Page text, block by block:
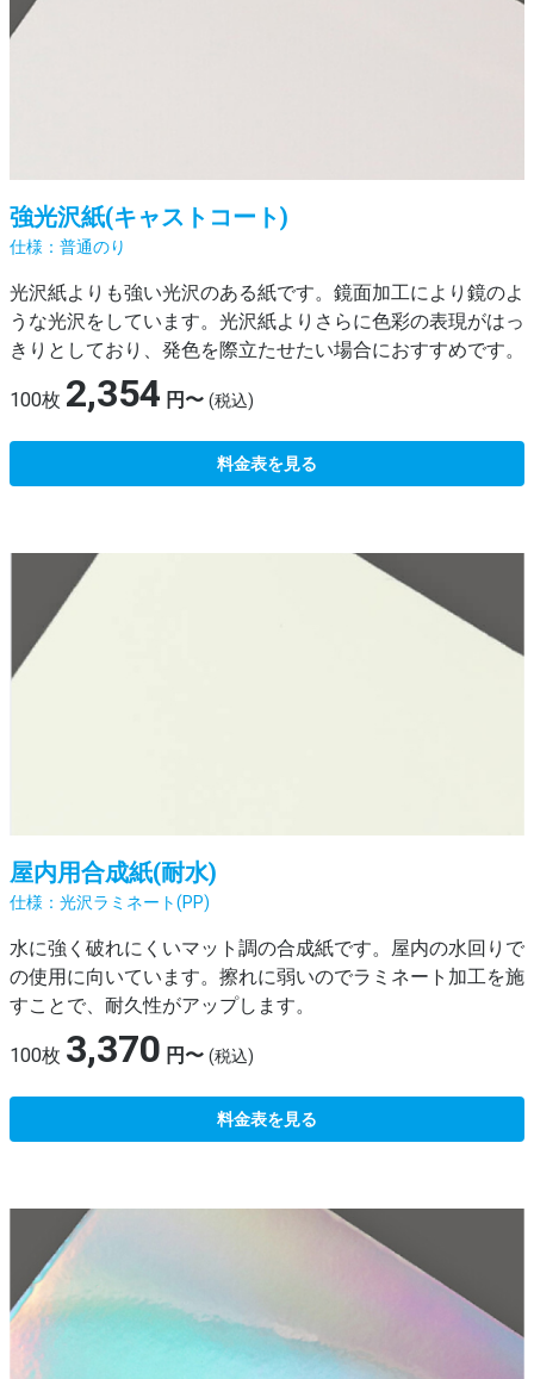
強光沢紙(キャストコート)
普通のり
光沢紙よりも強い光沢のある紙です。鏡面加工により鏡のよ
うな光沢をしています。光沢紙よりさらに色彩の表現がはっ
きりとしており、発色を際立たせたい場合におすすめです。
100枚 2,354 円〜 (税込)
料金表を見る
屋内用合成紙(耐水)
光沢ラミネート(PP)
水に強く破れにくいマット調の合成紙です。屋内の水回りで
の使用に向いています。擦れに弱いのでラミネート加工を施
すことで、耐久性がアップします。
100枚 3,370 円〜 (税込)
料金表を見る